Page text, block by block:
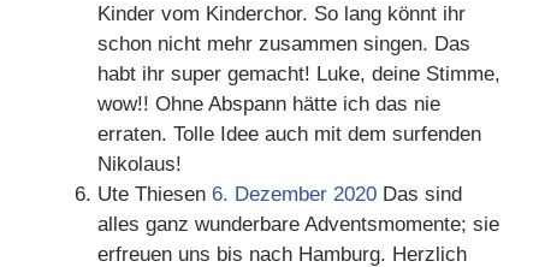
Kinder vom Kinderchor. So lang könnt ihr
schon nicht mehr zusammen singen. Das
habt ihr super gemacht! Luke, deine Stimme,
wow!! Ohne Abspann hätte ich das nie
erraten. Tolle Idee auch mit dem surfenden
Nikolaus!
Ute Thiesen 6. Dezember 2020 Das sind
alles ganz wunderbare Adventsmomente; sie
erfreuen uns bis nach Hamburg. Herzlich